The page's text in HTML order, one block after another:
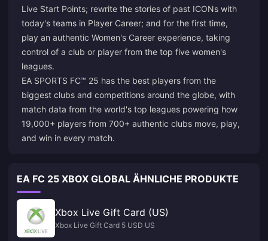
Live Start Points; rewrite the stories of past ICONs with
today's teams in Player Career; and for the first time,
play an authentic Women's Career experience, taking
control of a club or player from the top five women's
leagues.
EA SPORTS FC™ 25 has the best players from the
biggest clubs and competitions around the globe, with
match data from the world's top leagues powering how
19,000+ players from 700+ authentic clubs move, play,
and win in every match.
EA FC 25 XBOX GLOBAL ÄHNLICHE PRODUKTE
Xbox Live Gift Card (US)
Xbox Live Gift Card 5 USD US